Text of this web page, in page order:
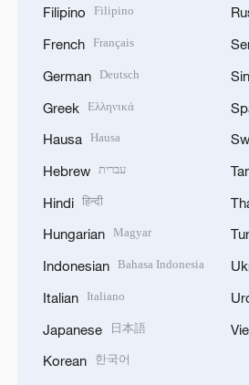
Filipino Filipino
French Français
German Deutsch
Greek Ελληνικά
Hausa Hausa
Hebrew עברית
Hindi हिन्दी
Hungarian Magyar
Indonesian Bahasa Indonesia
Italian Italiano
Japanese 日本語
Korean 한국어